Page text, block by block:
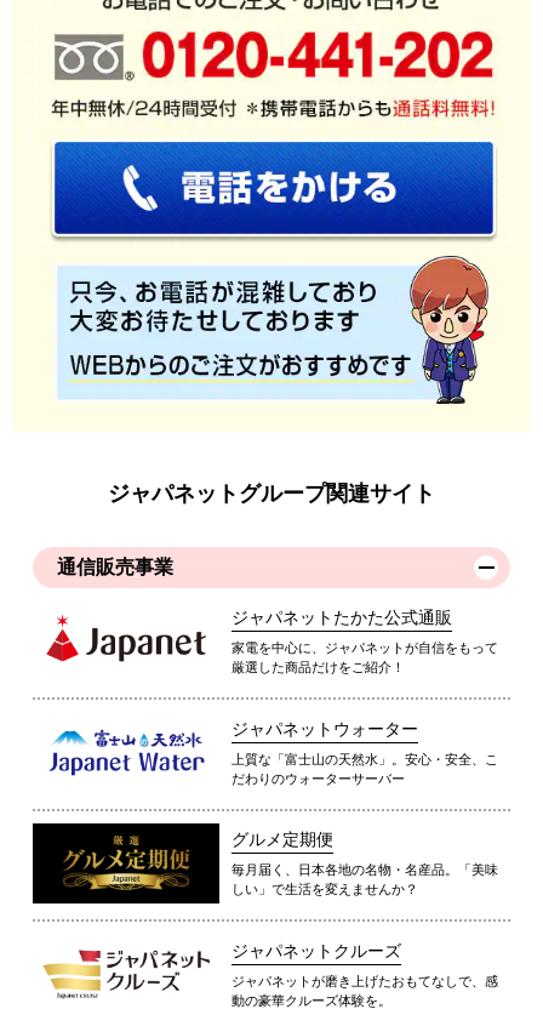
ジャパネットグループ関連サイト
通信販売事業
ジャパネットたかた公式通販
家電を中心に、ジャパネットが自信をもって
厳選した商品だけをご紹介！
ジャパネットウォーター
上質な「富士山の天然水」。安心・安全、こ
だわりのウォーターサーバー
グルメ定期便
毎月届く、日本各地の名物・名産品。「美味
しい」で生活を変えませんか？
ジャパネットクルーズ
ジャパネットが磨き上げたおもてなしで、感
動の豪華クルーズ体験を。